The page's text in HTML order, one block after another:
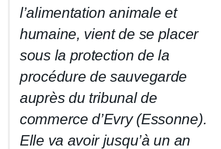
l’alimentation animale et
humaine, vient de se placer
sous la protection de la
procédure de sauvegarde
auprès du tribunal de
commerce d’Evry (Essonne).
Elle va avoir jusqu’à un an